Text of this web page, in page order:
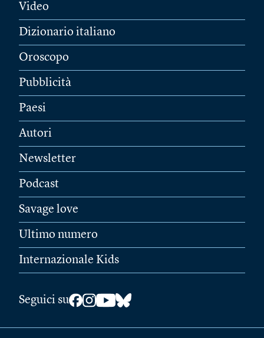
Video
Dizionario italiano
Oroscopo
Pubblicità
Paesi
Autori
Newsletter
Podcast
Savage love
Ultimo numero
Internazionale Kids
Seguici su